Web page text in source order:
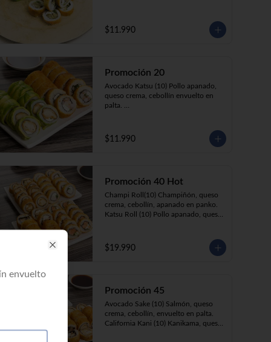
$11.990
Promoción 20
Avocado Katsu (10) Pollo apanado,
queso crema, cebollín envuelto en
palta.
$11.990
Promoción 40 Hot
Champi Roll(10) Champiñón, queso
crema, cebollín, apanado en panko.
Katsu Roll (10) Pollo apanado, queso
cebollín, apanado en panko.
Kani Roll(10) Kanikama, queso
$19.990
Promoción 45
Avocado Sake (10) Salmón, queso
crema, cebollín, envuelto en palta.
California Kani (10) Kanikama, queso
envuelto